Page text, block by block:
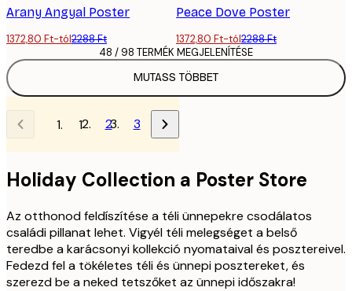
Arany Angyal Poster
1372,80 Ft-tól2288 Ft
Peace Dove Poster
1372,80 Ft-tól2288 Ft
MUTASS TÖBBET
48 / 98 TERMÉK MEGJELENÍTÉSE
1 2 3
Holiday Collection a Poster Store
Az otthonod feldíszítése a téli ünnepekre csodálatos
családi pillanat lehet. Vigyél téli melegséget a belső
teredbe a karácsonyi kollekció nyomataival és posztereivel.
Fedezd fel a tökéletes téli és ünnepi posztereket, és
szerezd be a neked tetszőket az ünnepi időszakra!